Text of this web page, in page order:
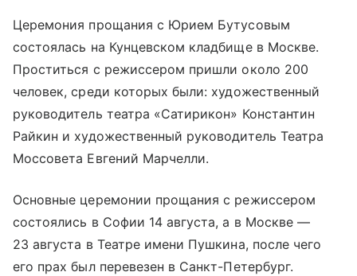
Церемония прощания с Юрием Бутусовым
состоялась на Кунцевском кладбище в Москве.
Проститься с режиссером пришли около 200
человек, среди которых были: художественный
руководитель театра «Сатирикон» Константин
Райкин и художественный руководитель Театра
Моссовета Евгений Марчелли.
Основные церемонии прощания с режиссером
состоялись в Софии 14 августа, а в Москве —
23 августа в Театре имени Пушкина, после чего
его прах был перевезен в Санкт-Петербург.